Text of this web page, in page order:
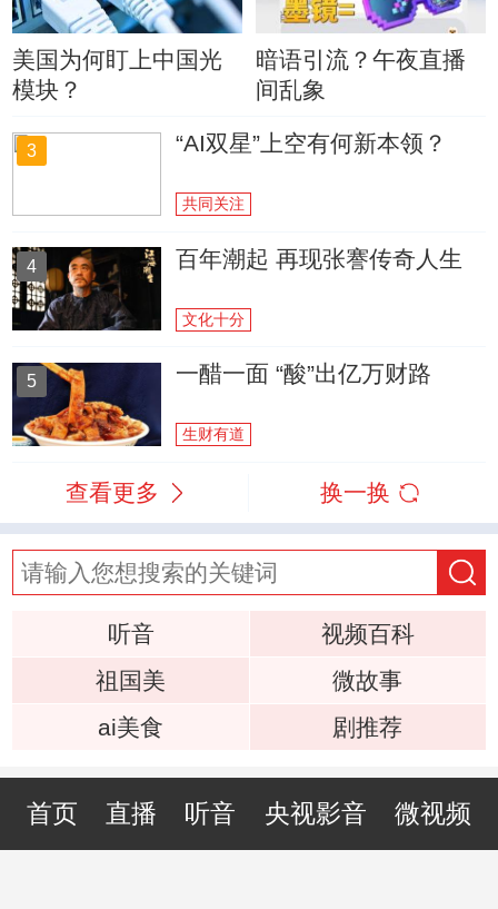
美国为何盯上中国光
模块？
暗语引流？午夜直播
间乱象
3 “AI双星”上空有何新本领？
共同关注
4 百年潮起 再现张謇传奇人生
文化十分
5 一醋一面 “酸”出亿万财路
生财有道
查看更多 换一换
听音
视频百科
祖国美
微故事
ai美食
剧推荐
首页 直播 听音 央视影音 微视频